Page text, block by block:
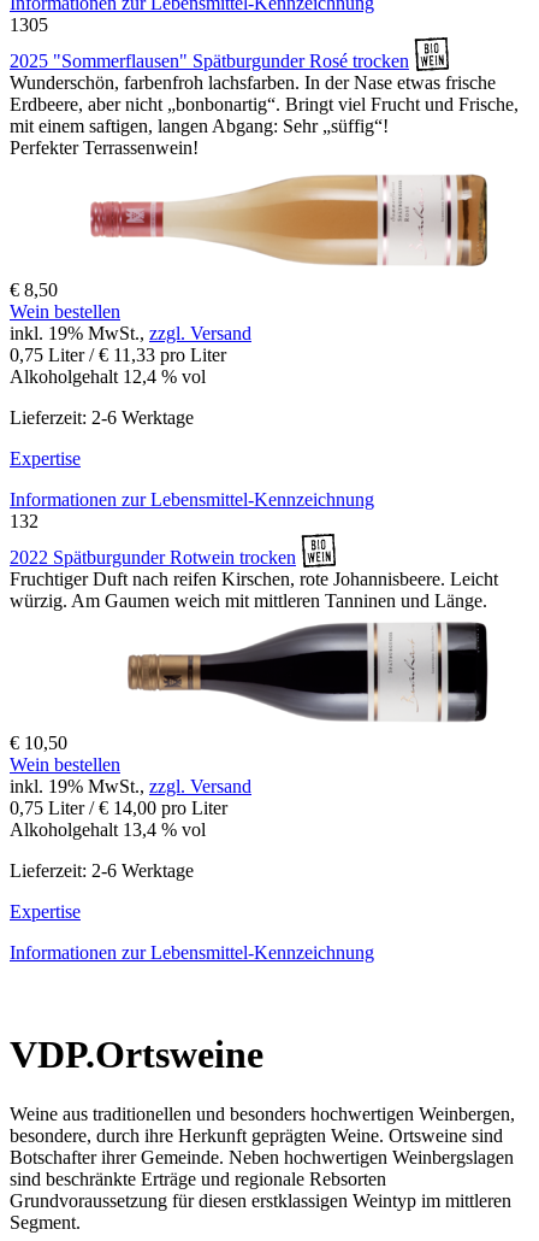
1305
2025 "Sommerflausen" Spätburgunder Rosé trocken
Wunderschön, farbenfroh lachsfarben. In der Nase etwas frische
Erdbeere, aber nicht „bonbonartig“. Bringt viel Frucht und Frische,
mit einem saftigen, langen Abgang: Sehr „süffig“!
Perfekter Terrassenwein!
€ 8,50
Wein bestellen
inkl. 19% MwSt., zzgl. Versand
0,75 Liter / € 11,33 pro Liter
Alkoholgehalt 12,4 % vol
Lieferzeit: 2-6 Werktage
Expertise
Informationen zurLebensmittel-Kennzeichnung
132
2022 Spätburgunder Rotwein trocken
Fruchtiger Duft nach reifen Kirschen, rote Johannisbeere. Leicht
würzig. Am Gaumen weich mit mittleren Tanninen und Länge.
€ 10,50
Wein bestellen
inkl. 19% MwSt., zzgl. Versand
0,75 Liter / € 14,00 pro Liter
Alkoholgehalt 13,4 % vol
Lieferzeit: 2-6 Werktage
Expertise
Informationen zurLebensmittel-Kennzeichnung
VDP.Ortsweine
Weine aus traditionellen und besonders hochwertigen Weinbergen,
besondere, durch ihre Herkunft geprägten Weine. Ortsweine sind
Botschafter ihrer Gemeinde. Neben hochwertigen Weinbergslagen
sind beschränkte Erträge und regionale Rebsorten
Grundvoraussetzung für diesen erstklassigen Weintyp im mittleren
Segment.